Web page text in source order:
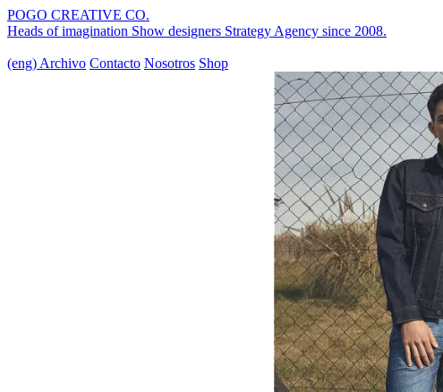
POGO CREATIVE CO.
Heads of imagination Show designers Strategy Agency since 2008.
(eng) Archivo Contacto Nosotros Shop